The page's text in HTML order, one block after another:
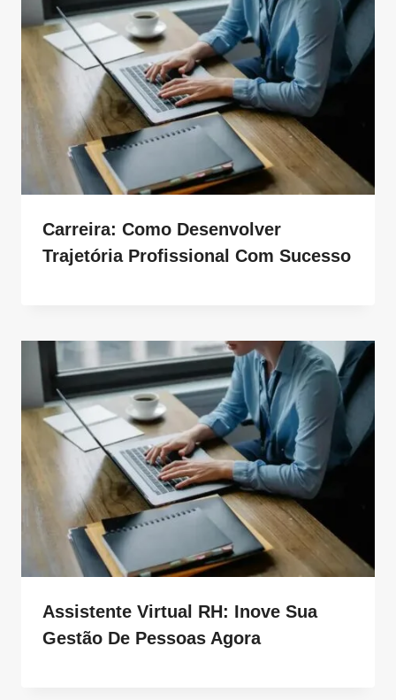
Carreira: Como Desenvolver
Trajetória Profissional Com Sucesso
Assistente Virtual RH: Inove Sua
Gestão De Pessoas Agora